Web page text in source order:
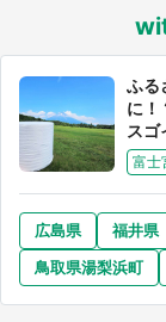
ふる
に！
スゴ
富士
広島県 福井県
鳥取県湯梨浜町